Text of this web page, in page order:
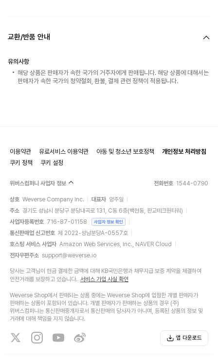
교환/반품 안내
유의사항
해당 상품은 판매자가 속한 국가의 거주자에게 판매됩니다. 해당 상품에 대해서는
판매자가 속한 국가의 청약철회, 환불, 결제 관련 정책이 적용됩니다.
이용약관 유료서비스 이용약관 아동 및 청소년 보호정책
개인정보 처리방침
쿠키 정책
쿠키 설정
위버스컴퍼니 사업자 정보 전화번호 1544-0790
상호 Weverse Company Inc. 대표자 양주일
주소 경기도 성남시 분당구 분당내곡로 131, C동 6층(백현동, 판교테크원타워)
사업자등록번호 716-87-01158 사업자 정보 확인
통신판매업 신고번호 제 2022-성남분당A-0557호
호스팅 서비스 사업자 Amazon Web Services, Inc., NAVER Cloud
전자우편주소 support@weverse.io
당사는 고객님이 현금 결제한 금액에 대해 KB국민은행과 채무지급 보증 계약을 체결하여
안전거래를 보장하고 있습니다. 서비스 가입 사실 확인
Weverse Shop에서 판매되는 상품 중에는 Weverse Shop에 입점한 개별 판매자가
판매하는 상품이 포함되어 있습니다. 개별 판매자가 판매하는 상품의 경우 (주)
위버스컴퍼니는 통신판매중개자로서 통신판매의 당사자가 아니며, 등록된 상품의 정보 및
거래에 대해 책임을 지지 않습니다.
앱 다운로드